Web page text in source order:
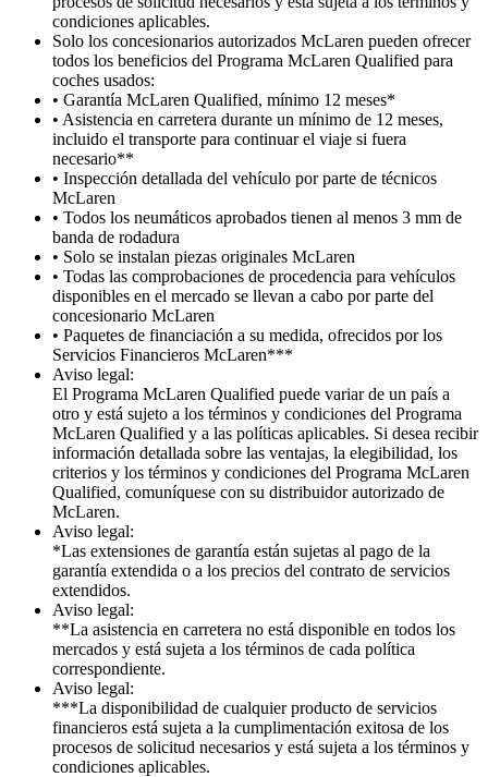
condiciones aplicables.
Solo los concesionarios autorizados McLaren pueden ofrecer
todos los beneficios del Programa McLaren Qualified para
coches usados:
• Garantía McLaren Qualified, mínimo 12 meses*
• Asistencia en carretera durante un mínimo de 12 meses,
incluido el transporte para continuar el viaje si fuera
necesario**
• Inspección detallada del vehículo por parte de técnicos
McLaren
• Todos los neumáticos aprobados tienen al menos 3 mm de
banda de rodadura
• Solo se instalan piezas originales McLaren
• Todas las comprobaciones de procedencia para vehículos
disponibles en el mercado se llevan a cabo por parte del
concesionario McLaren
• Paquetes de financiación a su medida, ofrecidos por los
Servicios Financieros McLaren***
Aviso legal:
El Programa McLaren Qualified puede variar de un país a
otro y está sujeto a los términos y condiciones del Programa
McLaren Qualified y a las políticas aplicables. Si desea recibir
información detallada sobre las ventajas, la elegibilidad, los
criterios y los términos y condiciones del Programa McLaren
Qualified, comuníquese con su distribuidor autorizado de
McLaren.
Aviso legal:
*Las extensiones de garantía están sujetas al pago de la
garantía extendida o a los precios del contrato de servicios
extendidos.
Aviso legal:
**La asistencia en carretera no está disponible en todos los
mercados y está sujeta a los términos de cada política
correspondiente.
Aviso legal:
***La disponibilidad de cualquier producto de servicios
financieros está sujeta a la cumplimentación exitosa de los
procesos de solicitud necesarios y está sujeta a los términos y
condiciones aplicables.